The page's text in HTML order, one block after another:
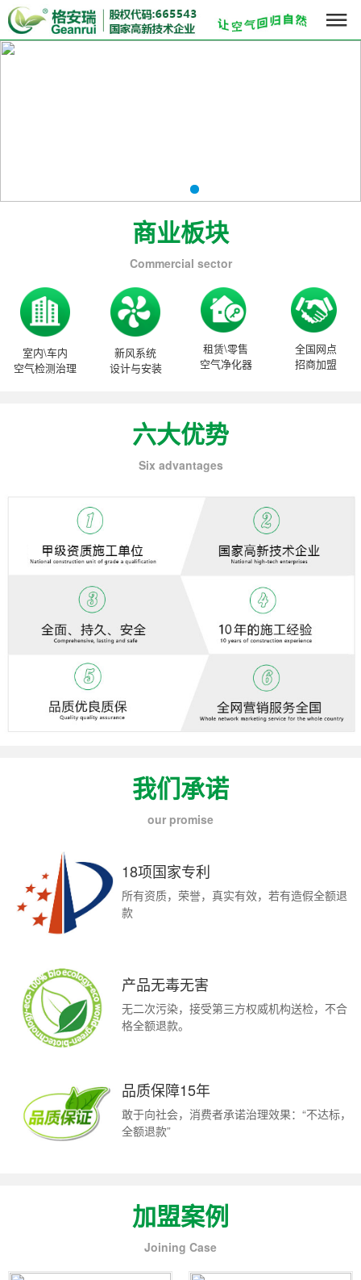

商业板块
Commercial sector
室内\车内
空气检测治理
新风系统
设计与安装
租赁\零售
空气净化器
全国网点
招商加盟
六大优势
Six advantages
我们承诺
our promise
18项国家专利
所有资质，荣誉，真实有效，若有造假全额退
款
产品无毒无害
无二次污染，接受第三方权威机构送检，不合
格全额退款。
品质保障15年
敢于向社会，消费者承诺治理效果：“不达标，
全额退款”
加盟案例
Joining Case